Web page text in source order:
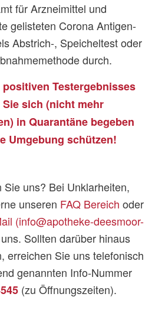
für Arzneimittel und
gelisteten Corona Antigen-
Abstrich-, Speicheltest oder
durch.
positiven Testergebnisses
sich (nicht mehr
in Quarantäne begeben
Umgebung schützen!
Sie uns? Bei Unklarheiten,
unseren FAQ Bereich oder
(info@apotheke-deesmoor-
Sollten darüber hinaus
erreichen Sie uns telefonisch
genannten Info-Nummer
(zu Öffnungszeiten).